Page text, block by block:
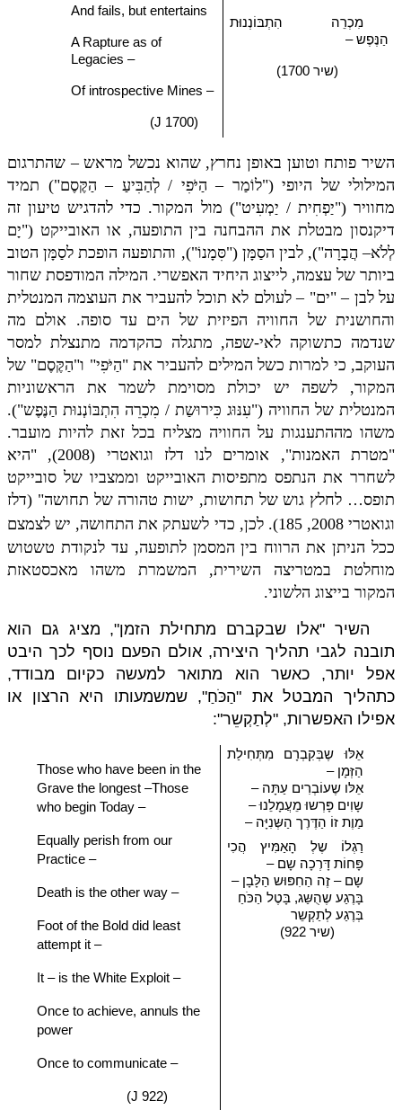
מִכְרֵה הִתְבּוֹנְנוּת
הַנֶּפֶש –
(שיר 1700)
And fails, but entertains
A Rapture as of
Legacies –
Of introspective Mines –
(J 1700)
השיר פותח וטוען באופן נחרץ, שהוא נכשל מראש – שהתרגום
המילולי של היופי ("לוֹמַר – הַיֹּפִי / לְהַבִּיעַ – הַקֶּסֶם") תמיד
מחוויר ("יַפְחִית / יַמְעִיט") מול המקור. כדי להדגיש טיעון זה
דיקנסון מבטלת את ההבחנה בין התופעה, או האובייקט ("יָם
לְלֹא– הֲבָרָה"), לבין הסַמָּן ("סִּמָנוֹ"), והתופעה הופכת לסַמָּן הטוב
ביותר של עצמה, לייצוג היחיד האפשרי. המילה המודפסת שחור
על לבן – "ים" – לעולם לא תוכל להעביר את העוצמה המנטלית
והחושנית של החוויה הפיזית של הים עד סופה. אולם מה
שנדמה כתשוקה לאי-שפה, מתגלה כהקדמה מתנצלת למסר
העוקב, כי למרות כשל המילים להעביר את "הַיֹּפִי" ו"הַקֶּסֶם" של
המקור, לשפה יש יכולת מסוימת לשמר את הראשוניות
המנטלית של החוויה ("עִנּוּג כִּירוּשַת / מִכְרֵה הִתְבּוֹנְנוּת הַנֶּפֶש").
משהו מההתענגות על החוויה מצליח בכל זאת להיות מועבר.
"מטרת האמנות", אומרים לנו דלז וגואטרי (2008), "היא
לשחרר את הנתפס מתפיסות האובייקט וממצביו של סובייקט
תופס… לחלץ גוש של תחושות, ישות טהורה של תחושה" (דלז
וגואטרי 2008,
185). לכן, כדי לשעתק את התחושה, יש לצמצם
ככל הניתן את הרווח בין המסמן לתופעה, עד לנקודת טשטוש
מוחלטת במטריצה השירית, המשמרת משהו מאכסטאזת
המקור בייצוג הלשוני.
השיר "אלו שבקברם מתחילת הזמן", מציג גם הוא
תובנה לגבי תהליך היצירה, אולם הפעם נוסף לכך היבט
אפל יותר, כאשר הוא מתואר למעשה כקיום מבודד,
כתהליך המבטל את "הַכֹּחַ", שמשמעותו היא הרצון או
אפילו האפשרות, "לְתַקְשֵר":
אֵלּוּ שֶבְּקִבְרָם מִתְּחִילַת
הַזְּמָן –
אֵלּו שֶעוֹבְרִים עַתָּה –
שָוִים פָּרְשוּ מֵעֲמָלֵנוּ –
מַוֶת זוֹ הַדֶּרֶך הַשְּנִיָּה –
רַגְלוֹ שֶלְ הָאַמִּיץ הֲכִי
פָּחוֹת דָּרְכָה שָם –
שָם – זֶה הַחִפּוּש הַלָּבָן –
בָּרֶגַע שֶהֻשַּג, בָּטֶל הַכֹּחַ
בְּרֶגַע לְתַקְשֵר
(שיר 922)
Those who have been in the
Grave the longest –Those
who begin Today –
Equally perish from our
Practice –
Death is the other way –
Foot of the Bold did least
attempt it –
It – is the White Exploit –
Once to achieve, annuls the
power
Once to communicate –
(J 922)